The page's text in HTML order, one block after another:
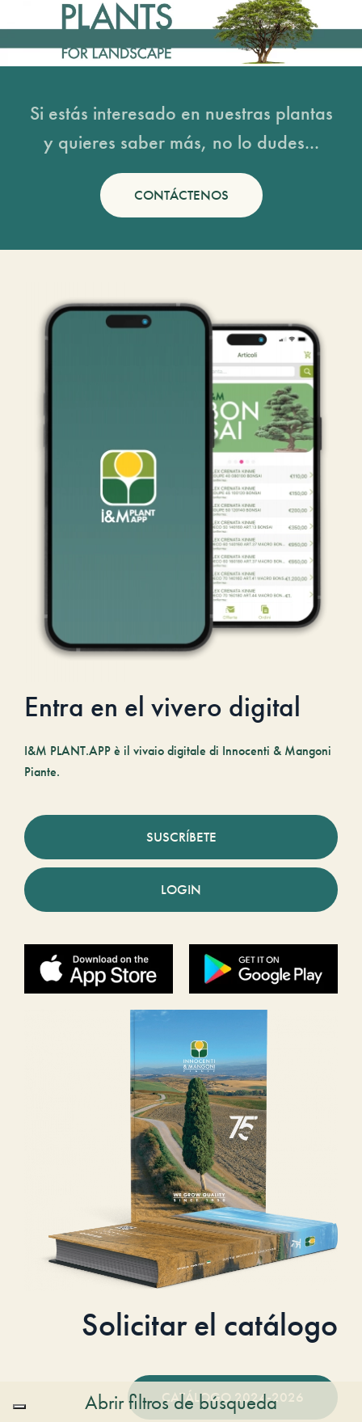
Abrir filtros de búsqueda
Si estás interesado en nuestras plantas
y quieres saber más, no lo dudes...
CONTÁCTENOS
Entra en el vivero digital
I&M PLANT.APP è il vivaio digitale di Innocenti & Mangoni
Piante.
SUSCRÍBETE
LOGIN
Solicitar el catálogo
CATÁLOGO 2024-2026